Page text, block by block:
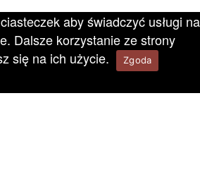
aby świadczyć usługi na
Dalsze korzystanie ze strony
się na ich użycie.
Zgoda